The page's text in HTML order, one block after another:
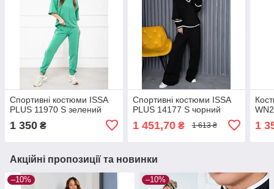
Спортивні костюми ISSA
PLUS 11970 S зелений
1 350 ₴
Спортивні костюми ISSA
PLUS 14177 S чорний
1 451,70₴ 1 613 ₴ 1
Акційні пропозиції та новинки
–10% –10%